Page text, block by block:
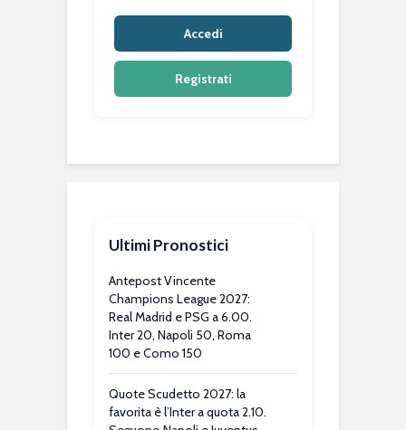
Accedi
Registrati
Ultimi Pronostici
Antepost Vincente
Champions League 2027:
Real Madrid e PSG a 6.00.
Inter 20, Napoli 50, Roma
100 e Como 150
Quote Scudetto 2027: la
favorita è l’Inter a quota 2.10.